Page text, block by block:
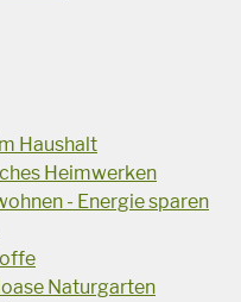
Haushalt
Heimwerken
- Energie sparen
Naturgarten